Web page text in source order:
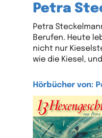
Petra
Petra
Berufen. Heute
nicht nur
wie die Kiesel,
Hörbücher von: